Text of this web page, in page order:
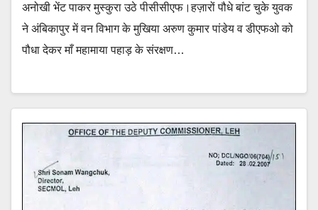
अनोखी भेंट पाकर मुस्कुरा उठे पीसीसीएफ।हज़ारों पौधे बांट चुके युवक
ने अंबिकापुर में वन विभाग के मुखिया अरुण कुमार पांडेय व डीएफओ को
पौधा देकर माँ महामाया पहाड़ के संरक्षण…